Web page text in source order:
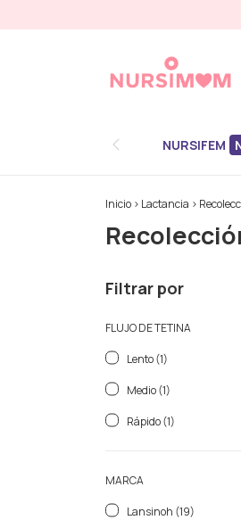
NURSIFEM
Inicio > Lactancia >
Filtrar por
FLUJO DE TETINA
Lento (1)
Medio (1)
Rápido (1)
MARCA
Lansinoh (19)